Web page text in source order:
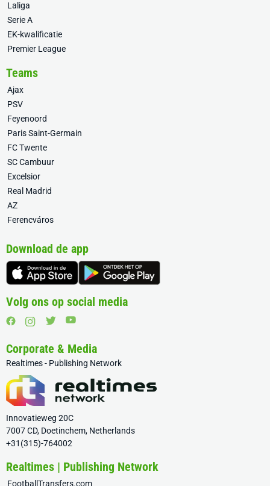
Laliga
Serie A
EK-kwalificatie
Premier League
Teams
Ajax
PSV
Feyenoord
Paris Saint-Germain
FC Twente
SC Cambuur
Excelsior
Real Madrid
AZ
Ferencváros
Download de app
Volg ons op social media
Corporate & Media
Realtimes - Publishing Network
Innovatieweg 20C
7007 CD, Doetinchem, Netherlands
+31(315)-764002
Realtimes | Publishing Network
FootballTransfers.com